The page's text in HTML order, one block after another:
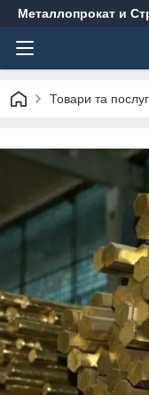
Металлопрокат и
Товари та